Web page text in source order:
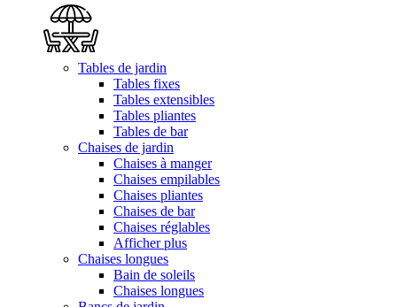
Tables de jardin
Tables fixes
Tables extensibles
Tables pliantes
Tables de bar
Chaises de jardin
Chaises à manger
Chaises empilables
Chaises pliantes
Chaises de bar
Chaises réglables
Afficher plus
Chaises longues
Bain de soleils
Chaises longues